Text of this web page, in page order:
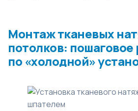
Монтаж тканевых
потолков: пошаговое
по «холодной»